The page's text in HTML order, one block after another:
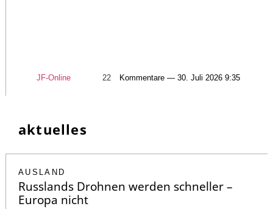
JF-Online 22 Kommentare — 30. Juli 2026 9:35
aktuelles
AUSLAND
Russlands Drohnen werden schneller –
Europa nicht